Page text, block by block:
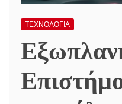
ΤΕΧΝΟΛΟΓΙΑ